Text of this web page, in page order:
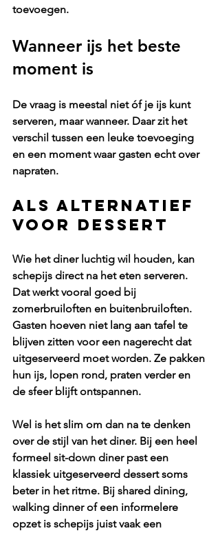
toevoegen.
Wanneer ijs het beste
moment is
De vraag is meestal niet óf je ijs kunt
serveren, maar wanneer. Daar zit het
verschil tussen een leuke toevoeging
en een moment waar gasten echt over
napraten.
Als alternatief
voor dessert
Wie het diner luchtig wil houden, kan
schepijs direct na het eten serveren.
Dat werkt vooral goed bij
zomerbruiloften en buitenbruiloften.
Gasten hoeven niet lang aan tafel te
blijven zitten voor een nagerecht dat
uitgeserveerd moet worden. Ze pakken
hun ijs, lopen rond, praten verder en
de sfeer blijft ontspannen.
Wel is het slim om dan na te denken
over de stijl van het diner. Bij een heel
formeel sit-down diner past een
klassiek uitgeserveerd dessert soms
beter in het ritme. Bij shared dining,
walking dinner of een informelere
opzet is schepijs juist vaak een